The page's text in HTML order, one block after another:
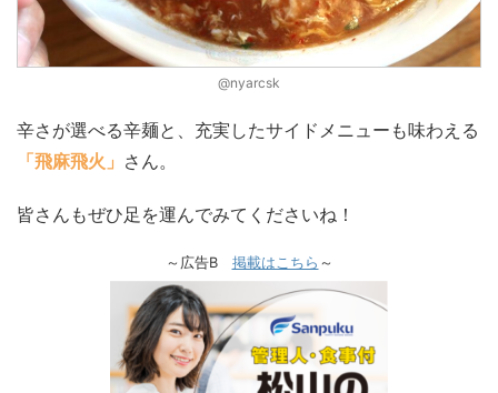
@nyarcsk
辛さが選べる辛麺と、充実したサイドメニューも味わえる
「飛麻飛火」 さん。
皆さんもぜひ足を運んでみてくださいね！
～広告B 掲載はこちら ～